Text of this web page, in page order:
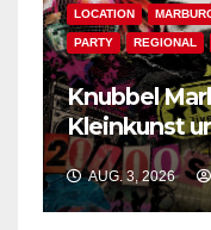
LOCATION
PARTY REGIONAL
Knubbel
Kleinkunst
AUG. 3, 2026